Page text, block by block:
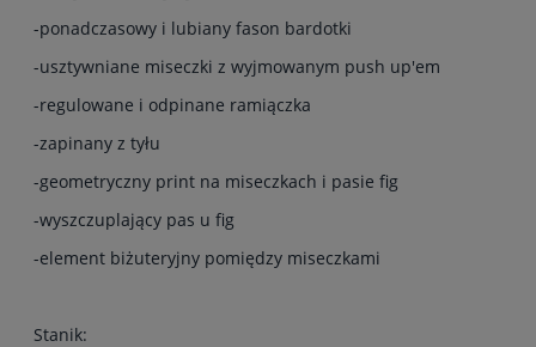
-ponadczasowy i lubiany fason bardotki
-usztywniane miseczki z wyjmowanym push up'em
-regulowane i odpinane ramiączka
-zapinany z tyłu
-geometryczny print na miseczkach i pasie fig
-wyszczuplający pas u fig
-element biżuteryjny pomiędzy miseczkami
Stanik: